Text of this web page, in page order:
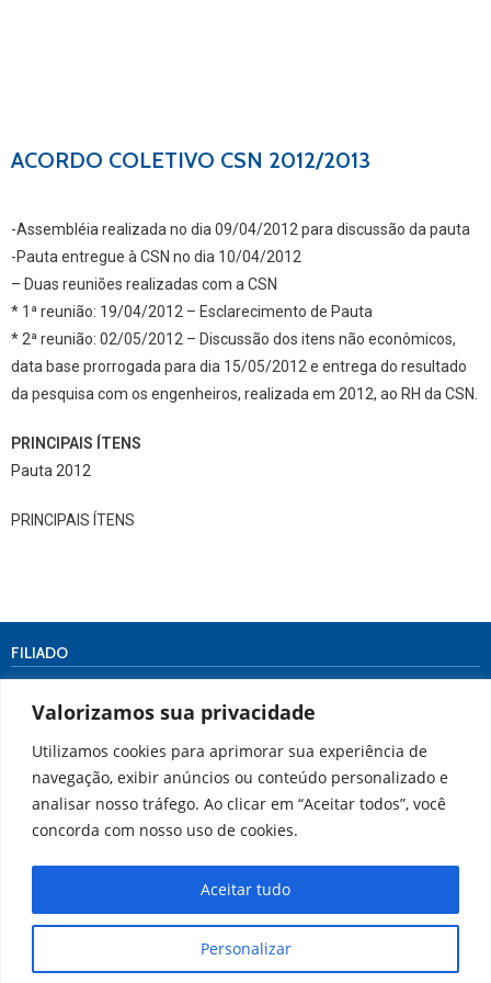
Valorizamos sua privacidade
Utilizamos cookies para aprimorar sua experiência de
navegação, exibir anúncios ou conteúdo personalizado e
analisar nosso tráfego. Ao clicar em “Aceitar todos”, você
concorda com nosso uso de cookies.
Personalizar
Aceitar tudo
ACORDO COLETIVO CSN 2012/2013
-Assembléia realizada no dia 09/04/2012 para discussão da pauta
-Pauta entregue à CSN no dia 10/04/2012
– Duas reuniões realizadas com a CSN
* 1ª reunião: 19/04/2012 – Esclarecimento de Pauta
* 2ª reunião: 02/05/2012 – Discussão dos itens não econômicos,
data base prorrogada para dia 15/05/2012 e entrega do resultado
da pesquisa com os engenheiros, realizada em 2012, ao RH da CSN.
PRINCIPAIS ÍTENS
Pauta 2012
PRINCIPAIS ÍTENS
FILIADO
ENDEREÇO
Rua 21, nº 48 – Vila Santa Cecília